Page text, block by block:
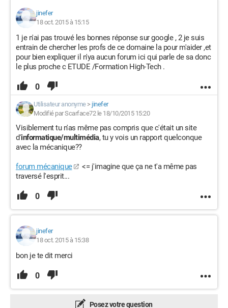
jinefer
18 oct. 2015 à 15:15
1 je n'ai pas trouvé les bonnes réponse sur google , 2 je suis
entrain de chercher les profs de ce domaine la pour m'aider ,et
pour bien expliquer il n'ya aucun forum ici qui parle de sa donc
le plus proche c ETUDE /Formation High-Tech .
0
Utilisateur anonyme> jinefer
Modifié par Scarface72 le 18/10/2015 15:20
Visiblement tu n'as même pas compris que c'était un site
d'informatique/multimédia, tu y vois un rapport quelconque
avec la mécanique??
forum mécanique
<= j'imagine que ça ne t'a même pas
traversé l'esprit...
0
jinefer
18 oct. 2015 à 15:38
bon je te dit merci
0
Posez votre question